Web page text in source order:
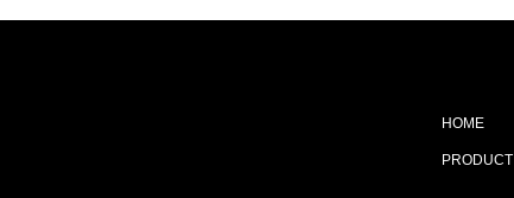
HOME
PRODUCT